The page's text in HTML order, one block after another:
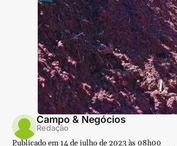
Campo & Negócios
Redação
Publicado em 14 de julho de 2023 às 08h00